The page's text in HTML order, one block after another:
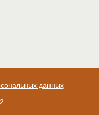
данных